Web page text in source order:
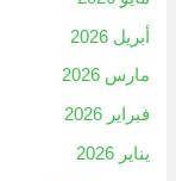
أبريل 2026
مارس 2026
فبراير 2026
يناير 2026